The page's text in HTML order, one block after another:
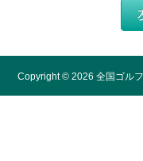
Copyright © 2026 全国ゴル